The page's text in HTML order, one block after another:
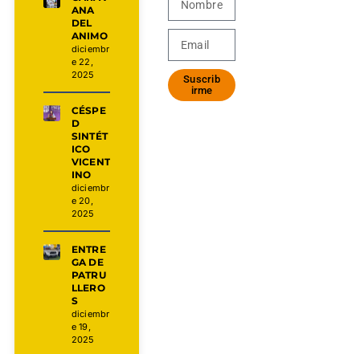
ANA
DEL
ANIMO
diciembr
e 22,
2025
CÉSPE
D
SINTÉT
ICO
VICENT
INO
diciembr
e 20,
2025
ENTRE
GA DE
PATRU
LLERO
S
diciembr
e 19,
2025
Suscrib
irme